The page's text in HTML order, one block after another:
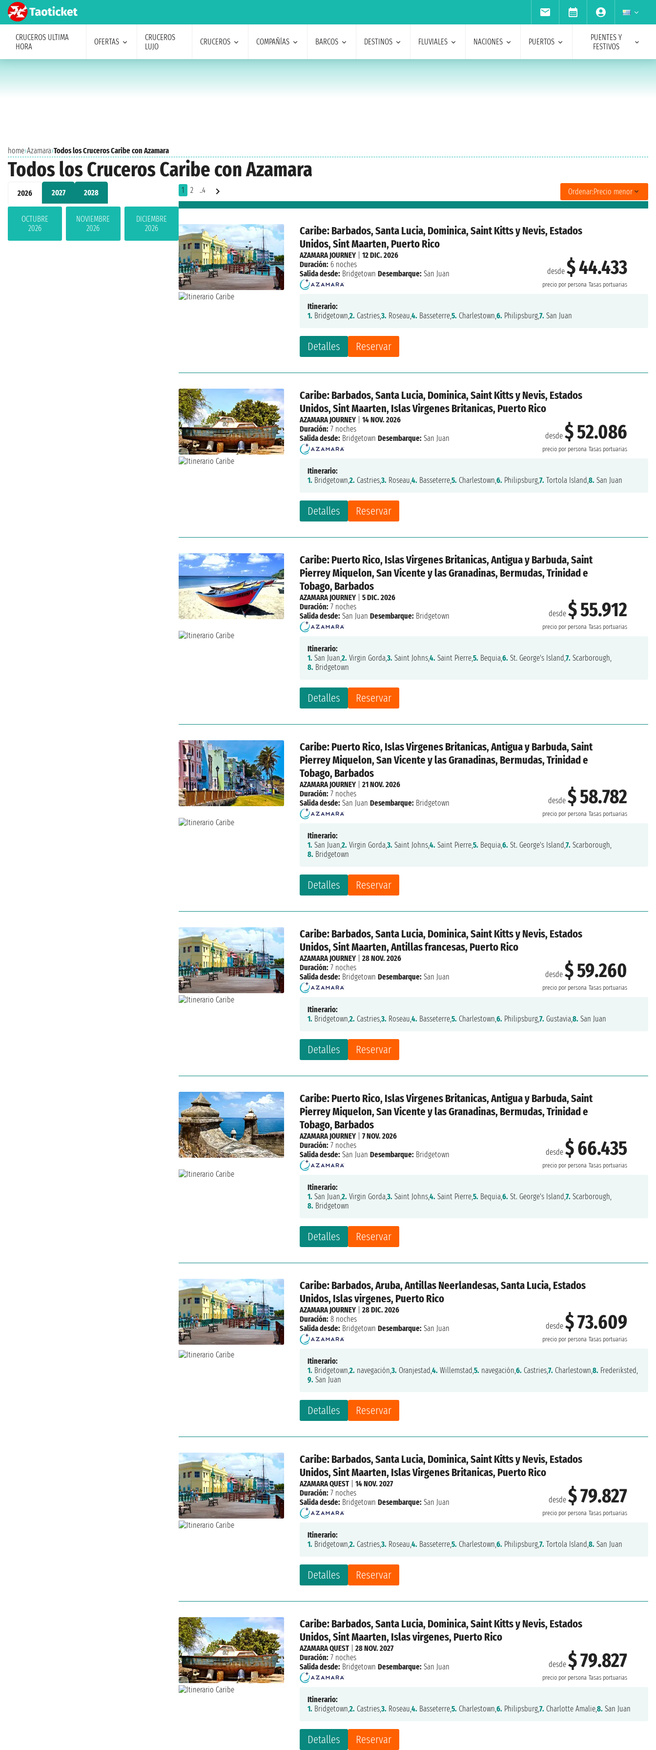
CRUCEROS ULTIMA
HORA
OFERTAS
CRUCEROS
LUJO
CRUCEROS COMPAÑÍAS BARCOS DESTINOS FLUVIALES NACIONES PUERTOS
PUENTES Y
FESTIVOS
home›Azamara›Todos los Cruceros Caribe con Azamara
Todos los Cruceros Caribe con Azamara
2026 2027 2028
OCTUBRE
2026
NOVIEMBRE
2026
DICIEMBRE
2026
1 2 ..4 Ordenar:Precio menor
Caribe: Barbados, Santa Lucia, Dominica, Saint Kitts y Nevis, Estados
Unidos, Sint Maarten, Puerto Rico
desde$ 44.433
precio por persona Tasas portuarias
Detalles Reservar
AZAMARA JOURNEY |12 DIC. 2026
Duración: 6 noches
Salida desde: Bridgetown Desembarque: San Juan
Itinerario:
1. Bridgetown,2. Castries,3. Roseau,4. Basseterre,5. Charlestown,6. Philipsburg,7. San Juan
Caribe: Barbados, Santa Lucia, Dominica, Saint Kitts y Nevis, Estados
Unidos, Sint Maarten, Islas Virgenes Britanicas, Puerto Rico
desde$ 52.086
precio por persona Tasas portuarias
Detalles Reservar
AZAMARA JOURNEY |14 NOV. 2026
Duración: 7 noches
Salida desde: Bridgetown Desembarque: San Juan
Itinerario:
1. Bridgetown,2. Castries,3. Roseau,4. Basseterre,5. Charlestown,6. Philipsburg,7. Tortola Island,8. San Juan
Caribe: Puerto Rico, Islas Virgenes Britanicas, Antigua y Barbuda, Saint
Pierrey Miquelon, San Vicente y las Granadinas, Bermudas, Trinidad e
Tobago, Barbados
desde$ 55.912
precio por persona Tasas portuarias
Detalles Reservar
AZAMARA JOURNEY |5 DIC. 2026
Duración: 7 noches
Salida desde: San Juan Desembarque: Bridgetown
Itinerario:
1. San Juan,2. Virgin Gorda,3. Saint Johns,4. Saint Pierre,5. Bequia,6. St. George's Island,7. Scarborough,
8. Bridgetown
Caribe: Puerto Rico, Islas Virgenes Britanicas, Antigua y Barbuda, Saint
Pierrey Miquelon, San Vicente y las Granadinas, Bermudas, Trinidad e
Tobago, Barbados
desde$ 58.782
precio por persona Tasas portuarias
Detalles Reservar
AZAMARA JOURNEY |21 NOV. 2026
Duración: 7 noches
Salida desde: San Juan Desembarque: Bridgetown
Itinerario:
1. San Juan,2. Virgin Gorda,3. Saint Johns,4. Saint Pierre,5. Bequia,6. St. George's Island,7. Scarborough,
8. Bridgetown
Caribe: Barbados, Santa Lucia, Dominica, Saint Kitts y Nevis, Estados
Unidos, Sint Maarten, Antillas francesas, Puerto Rico
desde$ 59.260
precio por persona Tasas portuarias
Detalles Reservar
AZAMARA JOURNEY |28 NOV. 2026
Duración: 7 noches
Salida desde: Bridgetown Desembarque: San Juan
Itinerario:
1. Bridgetown,2. Castries,3. Roseau,4. Basseterre,5. Charlestown,6. Philipsburg,7. Gustavia,8. San Juan
Caribe: Puerto Rico, Islas Virgenes Britanicas, Antigua y Barbuda, Saint
Pierrey Miquelon, San Vicente y las Granadinas, Bermudas, Trinidad e
Tobago, Barbados
desde$ 66.435
precio por persona Tasas portuarias
Detalles Reservar
AZAMARA JOURNEY |7 NOV. 2026
Duración: 7 noches
Salida desde: San Juan Desembarque: Bridgetown
Itinerario:
1. San Juan,2. Virgin Gorda,3. Saint Johns,4. Saint Pierre,5. Bequia,6. St. George's Island,7. Scarborough,
8. Bridgetown
Caribe: Barbados, Aruba, Antillas Neerlandesas, Santa Lucia, Estados
Unidos, Islas virgenes, Puerto Rico
desde$ 73.609
precio por persona Tasas portuarias
Detalles Reservar
AZAMARA JOURNEY |28 DIC. 2026
Duración: 8 noches
Salida desde: Bridgetown Desembarque: San Juan
Itinerario:
1. Bridgetown,2. navegación,3. Oranjestad,4. Willemstad,5. navegación,6. Castries,7. Charlestown,8. Frederiksted,
9. San Juan
Caribe: Barbados, Santa Lucia, Dominica, Saint Kitts y Nevis, Estados
Unidos, Sint Maarten, Islas Virgenes Britanicas, Puerto Rico
desde$ 79.827
precio por persona Tasas portuarias
Detalles Reservar
AZAMARA QUEST|14 NOV. 2027
Duración: 7 noches
Salida desde: Bridgetown Desembarque: San Juan
Itinerario:
1. Bridgetown,2. Castries,3. Roseau,4. Basseterre,5. Charlestown,6. Philipsburg,7. Tortola Island,8. San Juan
Caribe: Barbados, Santa Lucia, Dominica, Saint Kitts y Nevis, Estados
Unidos, Sint Maarten, Islas virgenes, Puerto Rico
desde$ 79.827
precio por persona Tasas portuarias
Detalles Reservar
AZAMARA QUEST|28 NOV. 2027
Duración: 7 noches
Salida desde: Bridgetown Desembarque: San Juan
Itinerario:
1. Bridgetown,2. Castries,3. Roseau,4. Basseterre,5. Charlestown,6. Philipsburg,7. Charlotte Amalie,8. San Juan